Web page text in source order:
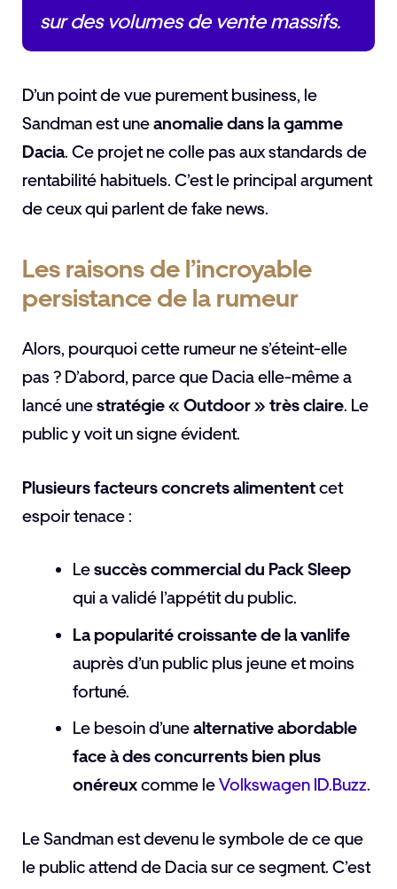
sur des volumes de vente massifs.
D’un point de vue purement business, le
Sandman est uneanomalie dans la gamme
Dacia. Ce projet ne colle pas aux standards de
rentabilité habituels. C’est le principal argument
de ceux qui parlent de fake news.
Les raisons de l’incroyable
persistance de la rumeur
Alors, pourquoi cette rumeur ne s’éteint-elle
pas ? D’abord, parce que Dacia elle-même a
lancé unestratégie « Outdoor » très claire. Le
public y voit un signe évident.
Plusieurs facteurs concrets alimententcet
espoir tenace :
Lesuccès commercial du Pack Sleep
qui a validé l’appétit du public.
La popularité croissante de la vanlife
auprès d’un public plus jeune et moins
fortuné.
Le besoin d’unealternative abordable
face à des concurrents bien plus
onéreuxcomme leVolkswagen ID.Buzz.
Le Sandman est devenu le symbole de ce que
le public attend de Dacia sur ce segment. C’est